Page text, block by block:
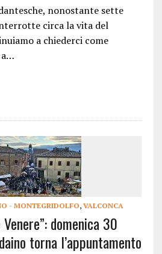
nonostante sette
circa la vita del
a chiederci come
a…
- MONTEGRIDOLFO, VALCONCA
domenica 30
torna l’appuntamento